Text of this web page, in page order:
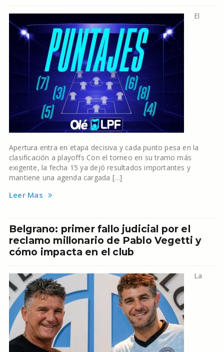
El
Apertura entra en etapa decisiva y cada punto pesa en la
clasificación a playoffs Con el torneo en su tramo más
exigente, la fecha 15 ya dejó resultados importantes y
mantiene una agenda cargada […]
Leer Mas
Belgrano: primer fallo judicial por el
reclamo millonario de Pablo Vegetti y
cómo impacta en el club
La